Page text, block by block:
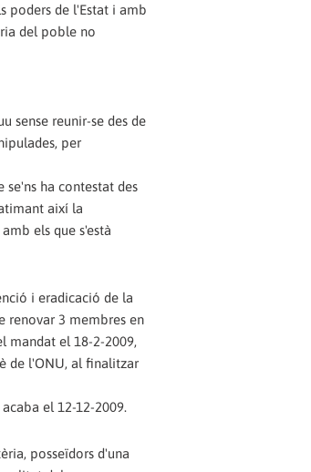
poders de l'Estat i amb
del poble no
sense reunir-se des de
per
se'ns ha contestat des
així la
els que s'està
i eradicació de la
renovar 3 membres en
mandat el 18-2-2009,
de l'ONU, al finalitzar
el 12-12-2009.
posseïdors d'una